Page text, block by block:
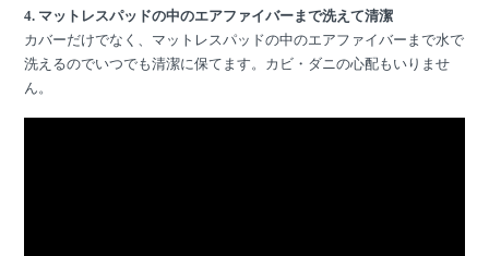
4. マットレスパッドの中のエアファイバーまで洗えて清潔
カバーだけでなく、マットレスパッドの中のエアファイバーまで水で
洗えるのでいつでも清潔に保てます。カビ・ダニの心配もいりませ
ん。